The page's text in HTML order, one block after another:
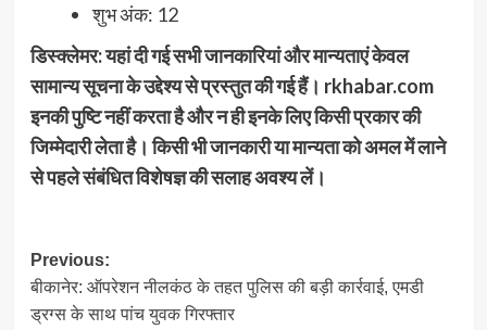
शुभ अंक: 12
डिस्क्लेमर: यहां दी गई सभी जानकारियां और मान्यताएं केवल
सामान्य सूचना के उद्देश्य से प्रस्तुत की गई हैं। rkhabar.com
इनकी पुष्टि नहीं करता है और न ही इनके लिए किसी प्रकार की
जिम्मेदारी लेता है। किसी भी जानकारी या मान्यता को अमल में लाने
से पहले संबंधित विशेषज्ञ की सलाह अवश्य लें।
Post
navigation
Previous:
बीकानेर: ऑपरेशन नीलकंठ के तहत पुलिस की बड़ी कार्रवाई, एमडी
ड्रग्स के साथ पांच युवक गिरफ्तार